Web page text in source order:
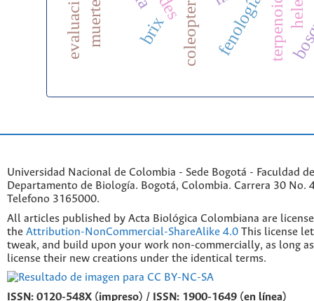
terpenoides
fenología
coleoptera
brix
Universidad Nacional de Colombia - Sede Bogotá - Faculdad
Departamento de Biología. Bogotá, Colombia. Carrera 30 No.
Telefono 3165000.
All articles published by Acta Biológica Colombiana are
the Attribution-NonCommercial-ShareAlike 4.0 This license
tweak, and build upon your work non-commercially, as long
license their new creations under the identical terms.
ISSN: 0120-548X (impreso) / ISSN: 1900-1649 (en línea)